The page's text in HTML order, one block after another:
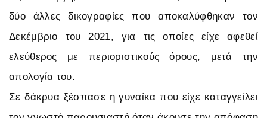
δύο άλλες δικογραφίες που αποκαλύφθηκαν τον
Δεκέμβριο του 2021, για τις οποίες είχε αφεθεί
ελεύθερος με περιοριστικούς όρους, μετά την
απολογία του.
Σε δάκρυα ξέσπασε η γυναίκα που είχε καταγγείλει